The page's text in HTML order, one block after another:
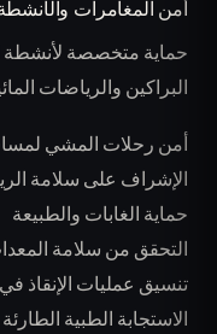
أمن المغامرات
حماية متخصصة لأنشطة
البراكين والرياضات
أمن رحلات المشي
الإشراف على سلامة
حماية الغابات والطبيعة
التحقق من سلامة
تنسيق عمليات الإنقاذ
الاستجابة الطبية الطارئة